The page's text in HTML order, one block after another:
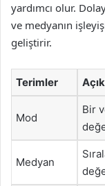
yardımcı olur.
ve medyanın
geliştirir.
Terimler
Mod
Bir
Medyan